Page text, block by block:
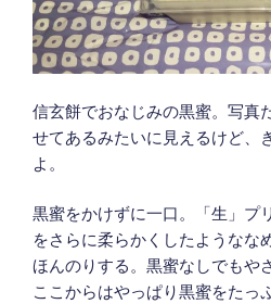
信玄餅でおなじみの黒蜜。写真
せてあるみたいに見えるけど、
よ。
黒蜜をかけずに一口。「生」プ
をさらに柔らかくしたようなな
ほんのりする。黒蜜なしでもや
ここからはやっぱり黒蜜をたっ